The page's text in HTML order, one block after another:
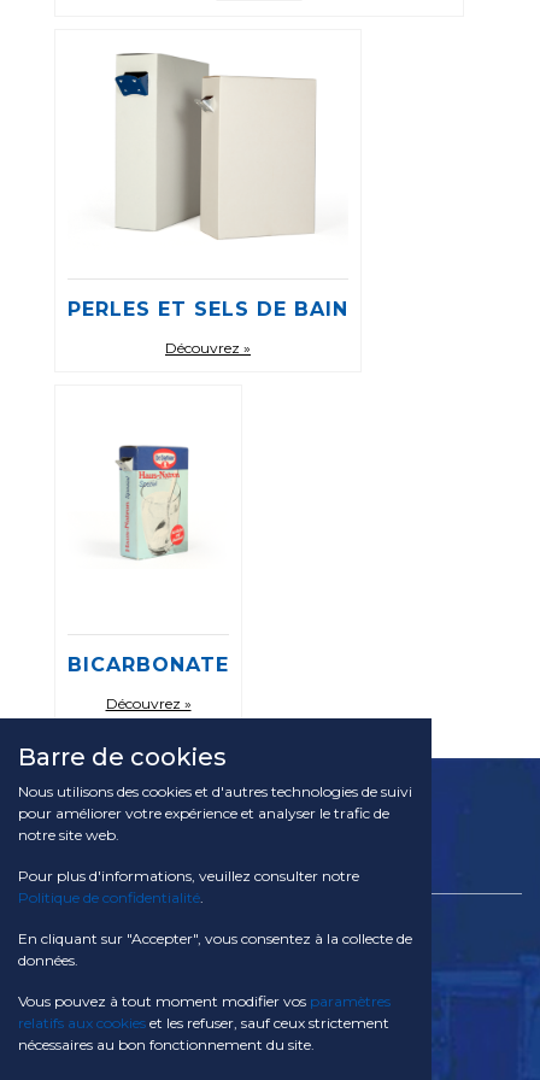
Machines d’insertion pour becs verseurs
External reel changer
Lignes de conditionnement d'occasion
Optimisation des lignes d'emballage
PERLES ET SELS DE BAIN
Découvrez »
BICARBONATE
Découvrez »
Via Campagna 28 CH - 6934 Bioggio
Téléphone:
+41 91 611 29 10
Barre de cookies
Nous utilisons des cookies et d'autres technologies de suivi
pour améliorer votre expérience et analyser le trafic de
notre site web.
Pour plus d'informations, veuillez consulter notre
Politique de confidentialité.
En cliquant sur "Accepter", vous consentez à la collecte de
données.
Vous pouvez à tout moment modifier vos paramètres
relatifs aux cookies et les refuser, sauf ceux strictement
nécessaires au bon fonctionnement du site.